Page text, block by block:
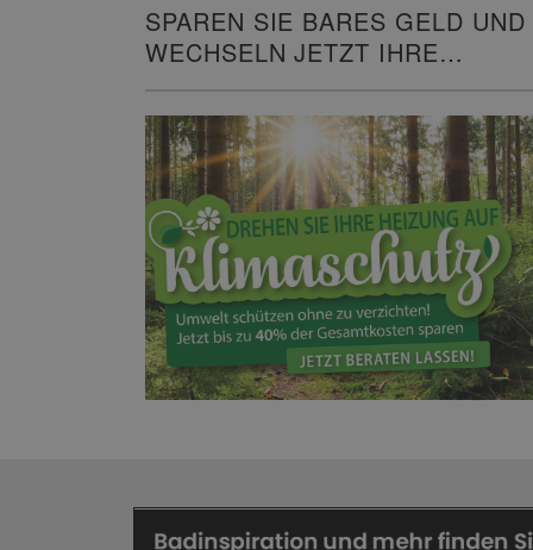
SPAREN SIE BARES GELD UND
WECHSELN JETZT IHRE